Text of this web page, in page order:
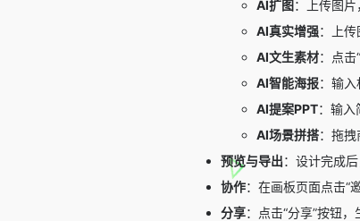
AI扩图：上传图
AI真实增强：上
AI文生素材：点击
AI智能海报：输
AI提案PPT：输入
AI场景拼搭：拖
预览与导出：设计完成
协作：在画板页面点击“
分享：点击“分享”按钮